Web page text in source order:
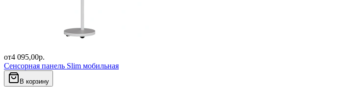
от4 095,00р.
Сенсорная панель Slim мобильная
В корзину